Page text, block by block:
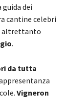
dei
cantine celebri
altrettanto
.
da tutta
Vigneron